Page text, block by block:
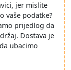
jer mislite
vaše podatke?
prijedlog da
Dostava je
ubacimo